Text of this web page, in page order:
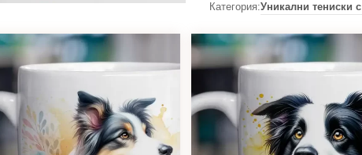
Категория:Уникални тениски